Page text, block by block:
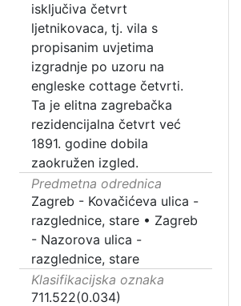
isključiva četvrt
ljetnikovaca, tj. vila s
propisanim uvjetima
izgradnje po uzoru na
engleske cottage četvrti.
Ta je elitna zagrebačka
rezidencijalna četvrt već
1891. godine dobila
zaokružen izgled.
Predmetna odrednica
Zagreb - Kovačićeva ulica -
razglednice, stare • Zagreb
- Nazorova ulica -
razglednice, stare
Klasifikacijska oznaka
711.522(0.034)